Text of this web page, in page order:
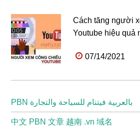
Cách tăng người
Youtube hiệu quả
07/14/2021
PBN بالعربية فيتنام للسياحة والتجارة
中文 PBN 文章 越南 .vn 域名